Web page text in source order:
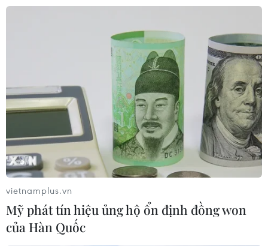
vietnamplus.vn
Mỹ phát tín hiệu ủng hộ ổn định đồng won
của Hàn Quốc